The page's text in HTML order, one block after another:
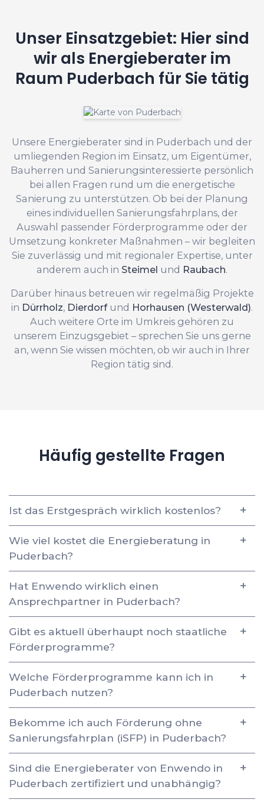
Unser Einsatzgebiet: Hier sind
wir als Energieberater im
Raum Puderbach für Sie tätig
Unsere Energieberater sind in Puderbach und der
umliegenden Region im Einsatz, um Eigentümer,
Bauherren und Sanierungsinteressierte persönlich
bei allen Fragen rund um die energetische
Sanierung zu unterstützen. Ob bei der Planung
eines individuellen Sanierungsfahrplans, der
Auswahl passender Förderprogramme oder der
Umsetzung konkreter Maßnahmen – wir begleiten
Sie zuverlässig und mit regionaler Expertise, unter
anderem auch in Steimel und Raubach.
Darüber hinaus betreuen wir regelmäßig Projekte
in Dürrholz, Dierdorfund Horhausen (Westerwald).
Auch weitere Orte im Umkreis gehören zu
unserem Einzugsgebiet – sprechen Sie uns gerne
an, wenn Sie wissen möchten, ob wir auch in Ihrer
Region tätig sind.
Häufig gestellte Fragen
Ist das Erstgespräch wirklich kostenlos?
Wie viel kostet die Energieberatung in
Puderbach?
Hat Enwendo wirklich einen
Ansprechpartner in Puderbach?
Gibt es aktuell überhaupt noch staatliche
Förderprogramme?
Welche Förderprogramme kann ich in
Puderbach nutzen?
Bekomme ich auch Förderung ohne
Sanierungsfahrplan (iSFP) in Puderbach?
Sind die Energieberater von Enwendo in
Puderbach zertifiziert und unabhängig?